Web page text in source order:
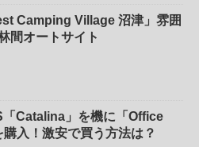
Camping Village 沼津」雰囲
間オートサイト
「Catalina」を機に「Office
購入！激安で買う方法は？